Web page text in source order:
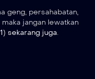
geng, persahabatan,
jangan lewatkan
sekarang juga.